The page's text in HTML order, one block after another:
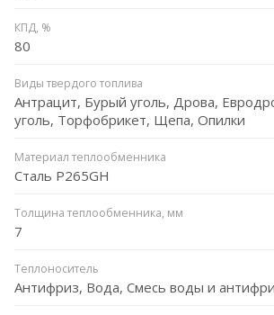
КПД, %
80
Виды твердого топлива
Антрацит, Бурый уголь, Дрова,
уголь, Торфобрикет, Щепа, Опилки
Материал теплообменника
Сталь P265GH
Толщина теплообменника, мм
7
Теплоноситель
Антифриз, Вода, Смесь воды и